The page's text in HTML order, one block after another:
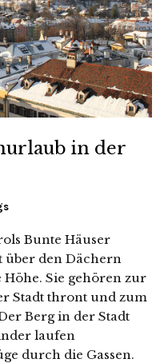
in der
Bunte Häuser
über den Dächern
Sie gehören zur
Stadt thront und zum
Berg in der Stadt
laufen
durch die Gassen.